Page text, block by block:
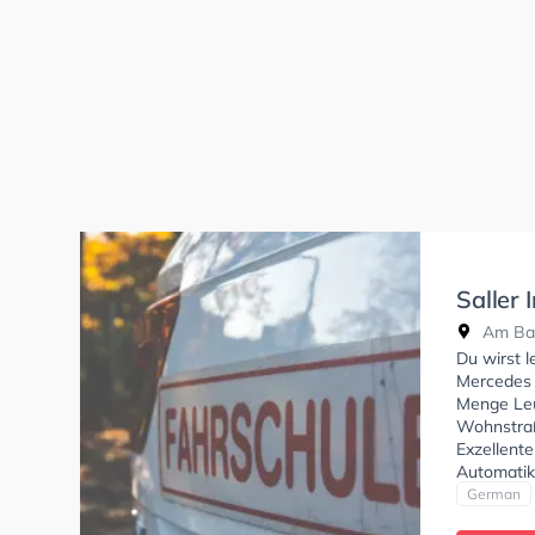
Saller
Am
Du wirst
Menge
Klasse
German